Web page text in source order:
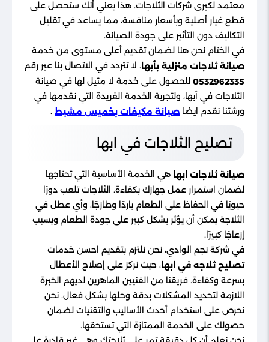
معتمد لكبرى شركات الثلاجات. هذا يعني أنك ستحصل على
قطع غيار أصلية وبأسعار منافسة، مما يساعد في تقليل
التكاليف دون التأثير على جودة الصيانة.
في الختام نحن هنا لضمان تقديم أعلى مستوى من خدمة
صيانة ثلاجات منزلية بأبها. لا تتردد في الاتصال بنا عبر رقم
0532962335 للحصول على خدمة لا مثيل لها في صيانة
الثلاجات في أبها، ولتجربة الخدمة الفريدة التي نقدمها في
ورشتنا نقدم ايضا صيانة مكيفات بخميس مشيط .
تصليح الثلاجات في ابها
صيانة ثلاجات ابها هي الخدمة الأساسية التي تحتاجها
لضمان استمرار عمل جهازك بكفاءة. الثلاجات تلعب دورًا
حيويًا في الحفاظ على الطعام باردًا وطازجًا، وأي عطل في
الثلاجة يمكن أن يؤثر بشكل كبير على جودة الطعام ويسبب
إزعاجًا كبيرًا.
في شركة نجم الوادي، نحن نلتزم بتقديم احسن خدمات
تصليح ثلاجه في ابها، حيث نركز على إصلاح الأعطال
بسرعة وكفاءة. فريقنا من الفنيين الماهرين لديهم الخبرة
اللازمة لتحديد المشكلات بدقة وحلها بشكل فعال. نحن
نحرص على استخدام أحدث الأساليب والتقنيات لضمان
حصولك على الخدمة الممتازة التي تستحقها.